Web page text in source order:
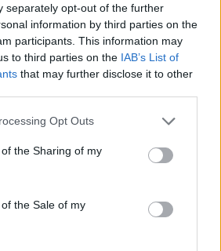
separately opt-out of the further
information by third parties on the
participants. This information may
to third parties on the IAB’s List of
that may further disclose it to other
app uses one or more Google
or usage behaviour. You may click to
to Google and its third-party tags to
specified purposes in below Google
Opt Outs
the Sharing of my
the Sale of my
W
h
at
s
A
p
S
h
a
re
precedente
articolo
meteo per lunedì 10 agosto